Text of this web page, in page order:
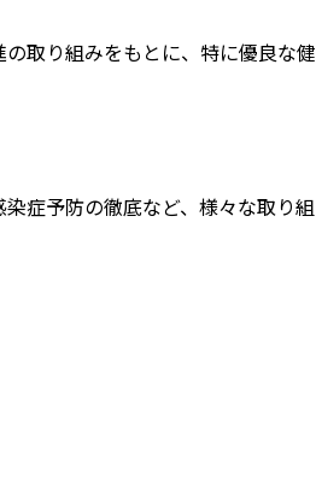
取り組みをもとに、 特に優良な健
症予防の徹底など、様々な取り組